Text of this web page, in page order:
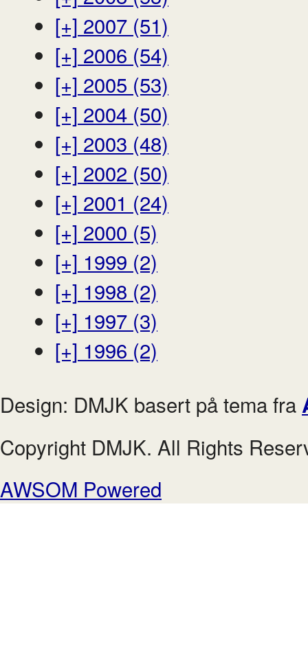
[+] 2007 (51)
[+] 2006 (54)
[+] 2005 (53)
[+] 2004 (50)
[+] 2003 (48)
[+] 2002 (50)
[+] 2001 (24)
[+] 2000 (5)
[+] 1999 (2)
[+] 1998 (2)
[+] 1997 (3)
[+] 1996 (2)
Design: DMJK basert på tema fra
Copyright DMJK. All Rights
AWSOM Powered